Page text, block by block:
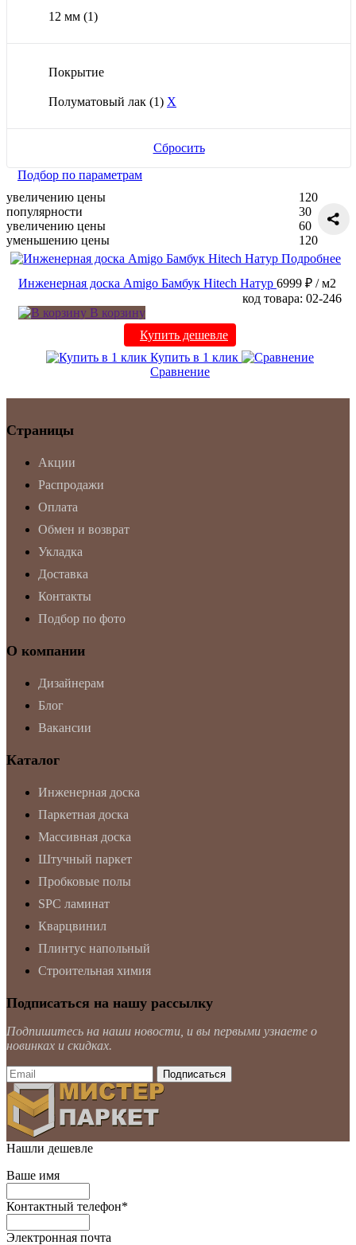
12 мм (1)
Покрытие
Полуматовый лак (1) X
Сбросить
Подбор по параметрам
увеличению цены
популярности
увеличению цены
уменьшению цены
120
30
60
120
Подробнее
Инженерная доска Amigo Бамбук Hitech Натур 6999 ₽ / м2
код товара: 02-246
В корзину
Купить дешевле
Купить в 1 клик
Сравнение
Страницы
Акции
Распродажи
Оплата
Обмен и возврат
Укладка
Доставка
Контакты
Подбор по фото
О компании
Дизайнерам
Блог
Вакансии
Каталог
Инженерная доска
Паркетная доска
Массивная доска
Штучный паркет
Пробковые полы
SPC ламинат
Кварцвинил
Плинтус напольный
Строительная химия
Подписаться на нашу рассылку
Подпишитесь на наши новости, и вы первыми узнаете о
новинках и скидках.
Нашли дешевле
Ваше имя
Контактный телефон*
Электронная почта